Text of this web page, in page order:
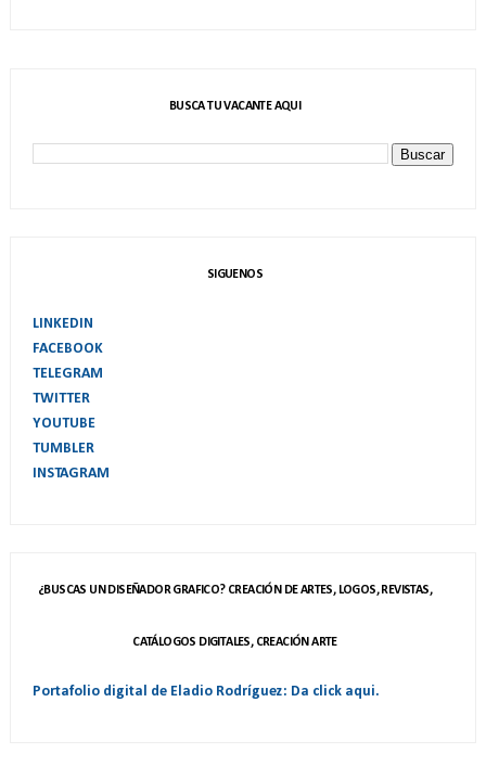
BUSCA TU VACANTE AQUI
SIGUENOS
LINKEDIN
FACEBOOK
TELEGRAM
TWITTER
YOUTUBE
TUMBLER
INSTAGRAM
¿BUSCAS UN DISEÑADOR GRAFICO? CREACIÓN DE ARTES, LOGOS, REVISTAS,
CATÁLOGOS DIGITALES, CREACIÓN ARTE
Portafolio digital de Eladio Rodríguez: Da click aqui.